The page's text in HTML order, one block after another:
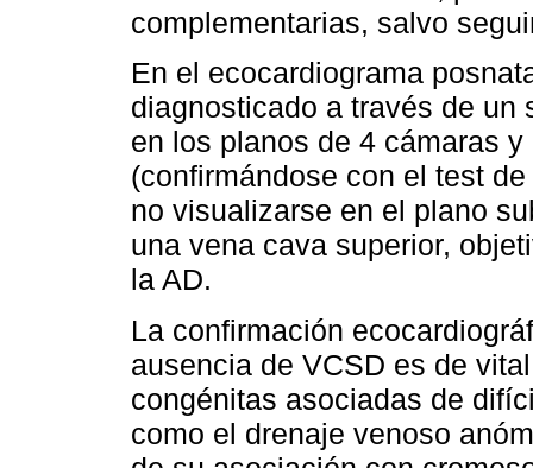
complementarias, salvo
En el ecocardiograma
diagnosticado a través de un
en los planos de 4 cámaras
(confirmándose con el test
no visualizarse en el plano
una vena cava superior,
la AD.
La confirmación
ausencia de VCSD es de
congénitas asociadas de
como el drenaje venoso